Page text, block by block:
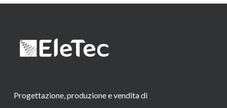
Progettazione, produzione e vendita di